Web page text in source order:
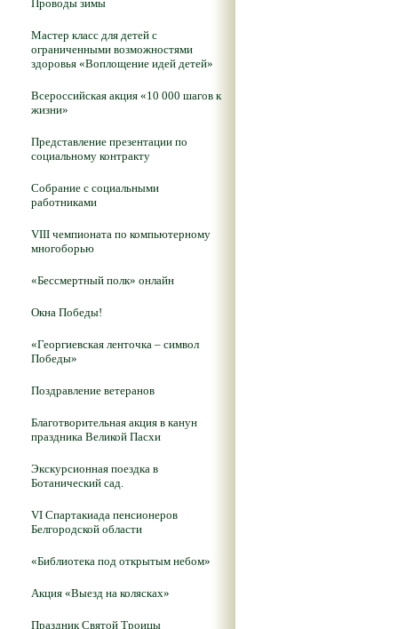
Проводы зимы
Мастер класс для детей с
ограниченными возможностями
здоровья «Воплощение идей детей»
Всероссийская акция «10 000 шагов к
жизни»
Представление презентации по
социальному контракту
Собрание с социальными
работниками
VIII чемпионата по компьютерному
многоборью
«Бессмертный полк» онлайн
Окна Победы!
«Георгиевская ленточка – символ
Победы»
Поздравление ветеранов
Благотворительная акция в канун
праздника Великой Пасхи
Экскурсионная поездка в
Ботанический сад.
VI Спартакиада пенсионеров
Белгородской области
«Библиотека под открытым небом»
Акция «Выезд на колясках»
Праздник Святой Троицы